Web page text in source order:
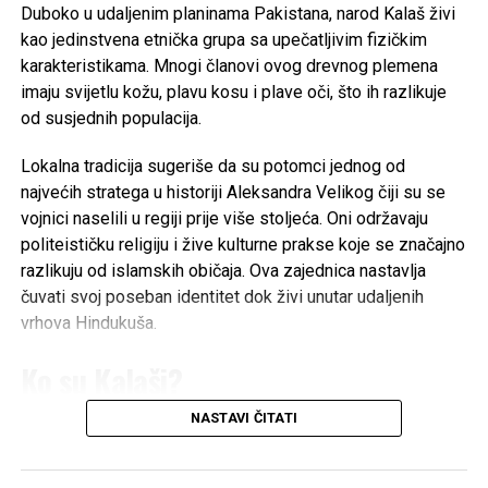
„Svaki veći grad vapi za vozačima autobusa, definitivno
gledaj dalje.“ Autor odgovara da se već prijavljivao. „Prijavio
sam se. Odbili su me. Moram još probati, biti uporan.“
Ključni problem, kako objašnjava, nije samo broj sati nego i
piše, dodajući da je razlika između njemačkog u Njemačkoj
i lokalnog govora u Austriji veća nego što je očekivao.
„Razumijem standardni njemački, ali lokalni izrazi i govor
često su prepreka, posebno u poslovima gdje je
komunikacija ključna“, navodi.
Neki komentari nisu imali previše razumijevanja. „Čuj,
traženje novog posla. Probaj je.“ Rasprava je kulminirala
komentarom osobe koja također živi u Austriji, ali ima
Duboko u udaljenim planinama Pakistana, narod Kalaš živi
kao jedinstvena etnička grupa sa upečatljivim fizičkim
karakteristikama. Mnogi članovi ovog drevnog plemena
imaju svijetlu kožu, plavu kosu i plave oči, što ih razlikuje
od susjednih populacija.
Lokalna tradicija sugeriše da su potomci jednog od
najvećih stratega u historiji Aleksandra Velikog čiji su se
vojnici naselili u regiji prije više stoljeća. Oni održavaju
politeističku religiju i žive kulturne prakse koje se značajno
razlikuju od islamskih običaja. Ova zajednica nastavlja
čuvati svoj poseban identitet dok živi unutar udaljenih
vrhova Hindukuša.
Kalaši su jedinstvena autohtona etnička manjina koja govori
pakistanskom okrugu Chitral. Naseljavajući doline
NASTAVI ČITATI